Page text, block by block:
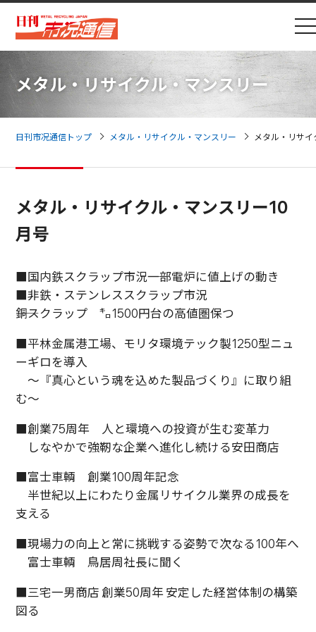
メタル・リサイクル・マンスリー
日刊市况通信トップ メタル・リサイクル・マンスリー メタル・リサ
メタル・リサイクル・マンスリー10
月号
■国内鉄スクラップ市況――一部電炉に値上げの動き
■非鉄・ステンレススクラップ市況
――銅スクラップ ㌔1500円台の高値圏保つ
■平林金属港工場、モリタ環境テック製1250型ニュ
ーギロを導入
～『真心という魂を込めた製品づくり』に取り組
む～
■創業75周年 人と環境への投資が生む変革力
しなやかで強靭な企業へ進化し続ける安田商店
■富士車輌 創業100周年記念
半世紀以上にわたり金属リサイクル業界の成長を
支える
■現場力の向上と常に挑戦する姿勢で次なる100年へ
富士車輌 鳥居周社長に聞く
■三宅一男商店 創業50周年 安定した経営体制の構築
図る